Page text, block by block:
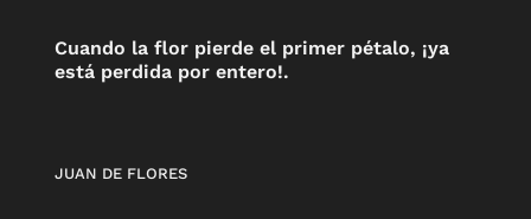
Cuando la flor pierde el primer pétalo, ¡ya
está perdida por entero!.
JUAN DE FLORES